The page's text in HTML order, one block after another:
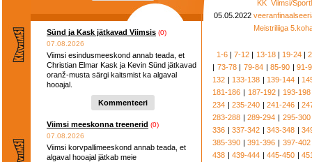
Sünd ja Kask jätkavad Viimsis (0)
07.08.2026
Viimsi esindusmeeskond annab teada, et
Christian Elmar Kask ja Kevin Sünd jätkavad
oranž-musta särgi kaitsmist ka algaval
hooajal.
Kommenteeri
Viimsi meeskonna treenerid (0)
07.08.2026
Viimsi korvpallimeeskond annab teada, et
algaval hooajal jätkab meie
05.05.2022
KK Viimsi/
Meistriliiga
1-6 |7-12 | 13-18| 19-24|
| 73-78| 79-84|85-90 |91-
132 | 133-138 | 139-144 |
181-186 | 187-192| 193-198
234 |235-240 |241-246 |
283-288 |289-294 | 295-300
336 |337-342 |343-348 |
385-390 |391-396 | 397-402
438 |439-444 |445-450 |